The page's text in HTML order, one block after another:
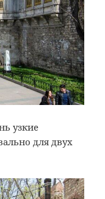
узкие
для двух